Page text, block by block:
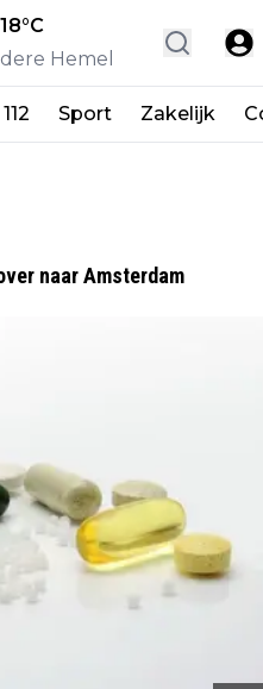
18°C
Hemel
112 Sport Zakelijk
naar Amsterdam